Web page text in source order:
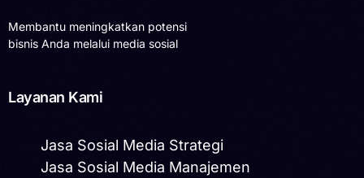
Membantu meningkatkan potensi
bisnis Anda melalui media sosial
Layanan Kami
Jasa Sosial Media Strategi
Jasa Sosial Media Manajemen